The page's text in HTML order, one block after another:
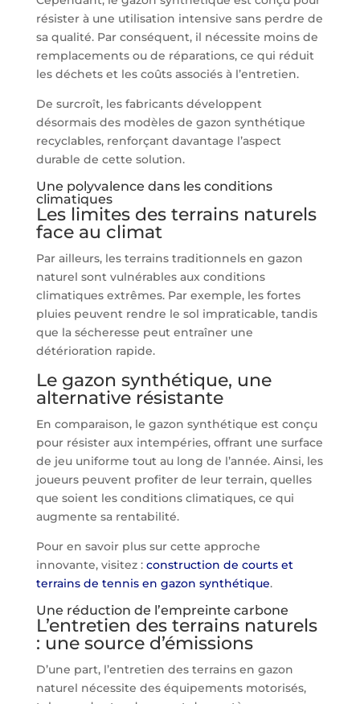
résister à une utilisation intensive sans perdre de
sa qualité. Par conséquent, il nécessite moins de
remplacements ou de réparations, ce qui réduit
les déchets et les coûts associés à l’entretien.
De surcroît, les fabricants développent
désormais des modèles de gazon synthétique
recyclables, renforçant davantage l’aspect
durable de cette solution.
Une polyvalence dans les conditions
climatiques
Les limites des terrains naturels
face au climat
Par ailleurs, les terrains traditionnels en gazon
naturel sont vulnérables aux conditions
climatiques extrêmes. Par exemple, les fortes
pluies peuvent rendre le sol impraticable, tandis
que la sécheresse peut entraîner une
détérioration rapide.
Le gazon synthétique, une
alternative résistante
En comparaison, le gazon synthétique est conçu
pour résister aux intempéries, offrant une surface
de jeu uniforme tout au long de l’année. Ainsi, les
joueurs peuvent profiter de leur terrain, quelles
que soient les conditions climatiques, ce qui
augmente sa rentabilité.
Pour en savoir plus sur cette approche
innovante, visitez : construction de courts et
terrains de tennis en gazon synthétique.
Une réduction de l’empreinte carbone
L’entretien des terrains naturels
: une source d’émissions
D’une part, l’entretien des terrains en gazon
naturel nécessite des équipements motorisés,